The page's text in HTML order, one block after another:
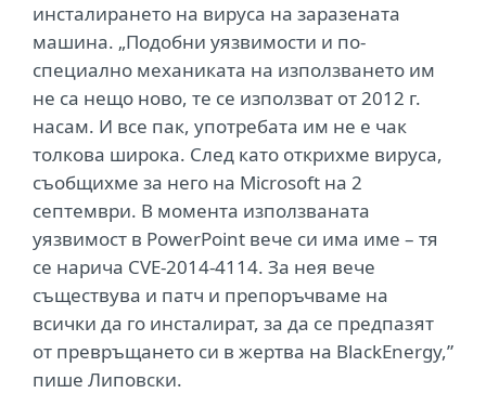
инсталирането на вируса на заразената
машина. „Подобни уязвимости и по-
специално механиката на използването им
не са нещо ново, те се използват от 2012 г.
насам. И все пак, употребата им не е чак
толкова широка. След като открихме вируса,
съобщихме за него на Microsoft на 2
септември. В момента използваната
уязвимост в PowerPoint вече си има име – тя
се нарича CVE-2014-4114. За нея вече
съществува и патч и препоръчваме на
всички да го инсталират, за да се предпазят
от превръщането си в жертва на BlackEnergy,”
пише Липовски.